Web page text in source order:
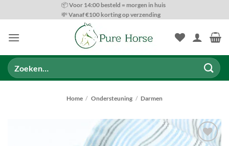
naar
📦 Voor 14:00 besteld = morgen in huis
💸 Vanaf €100 korting op verzending
Zoeken
naar:
Home / Ondersteuning / Darmen